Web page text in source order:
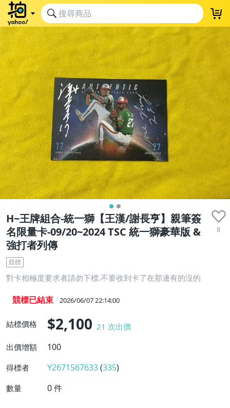
H~王牌組合-統一獅【王漢/謝長亨】親筆簽
名限量卡-09/20~2024 TSC 統一獅豪華版 &
強打者列傳
8
競標
對卡相極度要求者請勿下標.不要收到卡了在那邊有的沒的
競標已結束 2026/06/07 22:14:00
結標價格 $2,100 21 次出價
出價增額
100
得標者 Y2671567633(335)
數量 0件